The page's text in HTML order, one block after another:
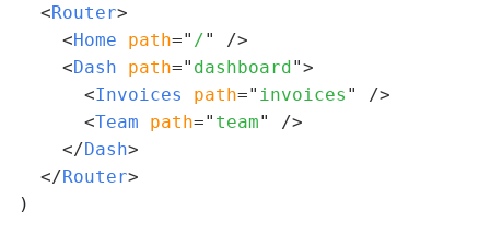
<Router>
<Home path=" /"
/>
<Dash path=" dashboard">
<Invoices path=" invoices "
/>
<Team path=" team"
/>
</Dash>
</Router>
)